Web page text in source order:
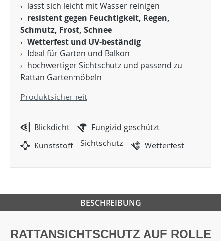
lässt sich leicht mit Wasser reinigen
resistent gegen Feuchtigkeit, Regen,
Schmutz, Frost, Schnee
Wetterfest und UV-beständig
Ideal für Garten und Balkon
hochwertiger Sichtschutz und passend zu
Rattan Gartenmöbeln
Produktsicherheit
Blickdicht
Fungizid geschützt
Kunststoff
Sichtschutz Wetterfest
BESCHREIBUNG
RATTANSICHTSCHUTZ AUF ROLLE